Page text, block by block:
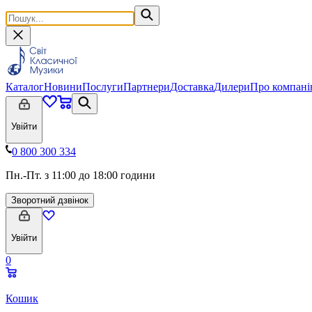
КаталогНовиниПослугиПартнериДоставкаДилериПро
Увійти
0 800 300 334
Пн.-Пт. з 11:00 до 18:00 години
Зворотний дзвінок
Увійти
0
Кошик